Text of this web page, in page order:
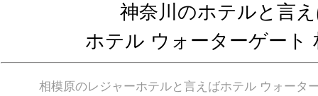
神奈川のホテルと言
ホテル ウォーターゲート
相模原のレジャーホテルと言えばホテル ウォータ